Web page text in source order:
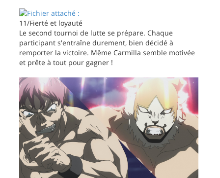
11/Fierté et loyauté
Le second tournoi de lutte se prépare. Chaque
participant s'entraîne durement, bien décidé à
remporter la victoire. Même Carmilla semble motivée
et prête à tout pour gagner !